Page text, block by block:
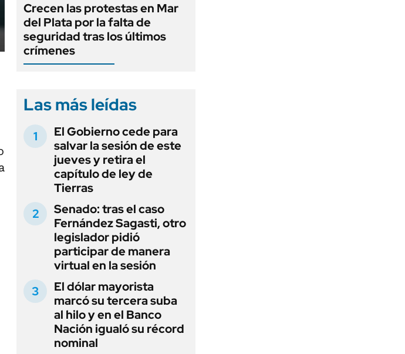
Crecen las protestas en Mar
del Plata por la falta de
seguridad tras los últimos
crímenes
Las más leídas
El Gobierno cede para
salvar la sesión de este
jueves y retira el
capítulo de ley de
Tierras
Senado: tras el caso
Fernández Sagasti, otro
legislador pidió
participar de manera
virtual en la sesión
El dólar mayorista
marcó su tercera suba
al hilo y en el Banco
Nación igualó su récord
nominal